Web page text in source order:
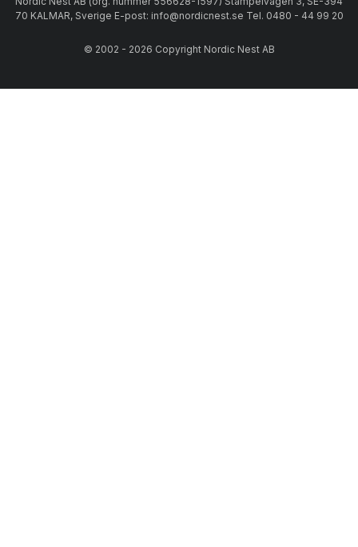
70 KALMAR, Sverige E-post: info@nordicnest.se Tel. 0480 - 44 99 20
© 2002 - 2026 Copyright Nordic Nest AB